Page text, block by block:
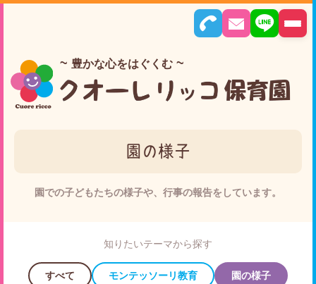
豊かな心をはぐくむ
園の様子
園での子どもたちの様子や、行事の報告をしています。
知りたいテーマから探す
すべて モンテッソーリ教育 園の様子